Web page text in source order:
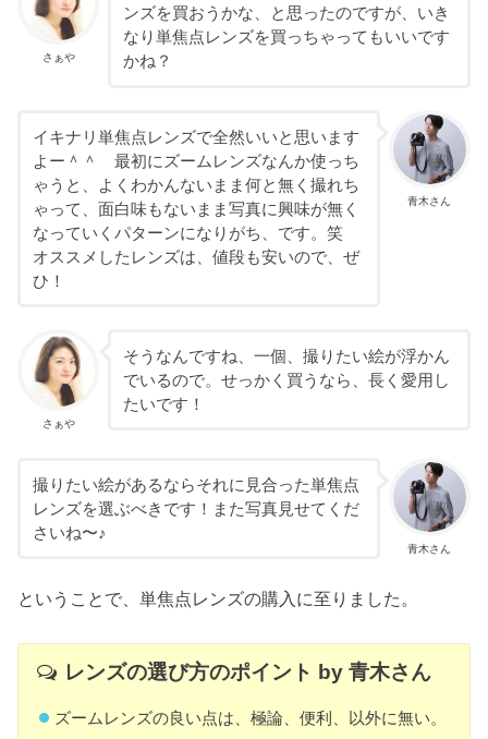
さぁや
ンズを買おうかな、と思ったのですが、いき
なり単焦点レンズを買っちゃってもいいです
かね？
青木さん
イキナリ単焦点レンズで全然いいと思います
よー＾＾ 最初にズームレンズなんか使っち
ゃうと、よくわかんないまま何と無く撮れち
ゃって、面白味もないまま写真に興味が無く
なっていくパターンになりがち、です。笑
オススメしたレンズは、値段も安いので、ぜ
ひ！
さぁや
そうなんですね、一個、撮りたい絵が浮かん
でいるので。せっかく買うなら、長く愛用し
たいです！
青木さん
撮りたい絵があるならそれに見合った単焦点
レンズを選ぶべきです！また写真見せてくだ
さいね〜♪
ということで、単焦点レンズの購入に至りました。
レンズの選び方のポイント by 青木さん
ズームレンズの良い点は、極論、便利、以外に無い。